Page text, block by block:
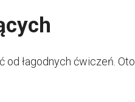
łagodnych ćwiczeń. Oto